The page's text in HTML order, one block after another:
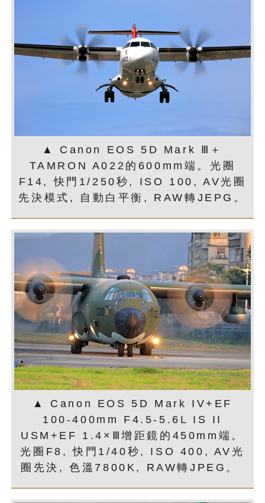
▲ Canon EOS 5D Mark Ⅲ＋
TAMRON A022的600mm端。光圈
F14, 快門1/250秒, ISO 100, AV光圈
先決模式, 自動白平衡, RAW轉JEPG。
▲ Canon EOS 5D Mark IV+EF
100-400mm F4.5-5.6L IS II
USM+EF 1.4×Ⅲ增距鏡的450mm端。
光圈F8, 快門1/40秒, ISO 400, AV光
圈先決, 色溫7800K, RAW轉JPEG。